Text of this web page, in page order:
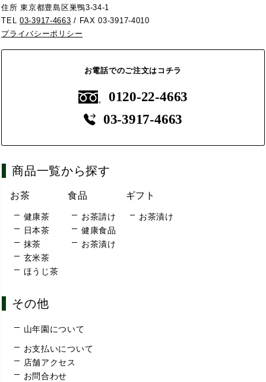
住所 東京都豊島区巣鴨3-34-1
TEL03-3917-4663 / FAX 03-3917-4010
プライバシーポリシー
お電話でのご注文はコチラ
0120-22-4663
03-3917-4663
商品一覧から探す
お茶
健康茶
日本茶
抹茶
玄米茶
ほうじ茶
食品
お茶請け
健康食品
お茶漬け
ギフト
お茶漬け
その他
山年園について
お支払いについて
店舗アクセス
お問合わせ